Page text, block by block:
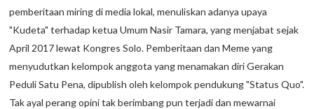
pemberitaan miring di media lokal, menuliskan adanya upaya
"Kudeta" terhadap ketua Umum Nasir Tamara, yang menjabat sejak
April 2017 lewat Kongres Solo. Pemberitaan dan Meme yang
menyudutkan kelompok anggota yang menamakan diri Gerakan
Peduli Satu Pena, dipublish oleh kelompok pendukung "Status Quo".
Tak ayal perang opini tak berimbang pun terjadi dan mewarnai